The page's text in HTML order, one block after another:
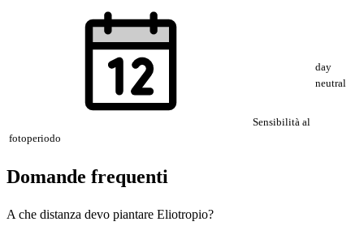
Sensibilità al
fotoperiodo
day
neutral
Domande frequenti
A che distanza devo piantare Eliotropio?